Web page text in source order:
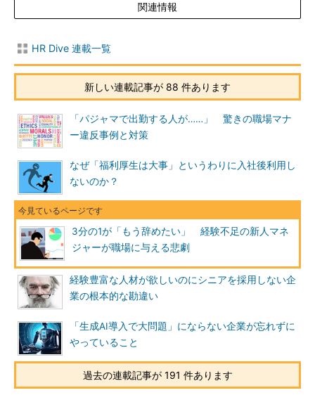
関連情報
HR Dive 連載一覧
新しい連載記事が 88 件あります
「パジャマで出勤する人が……」 驚きの職場マナ
ー違反事例と対策
なぜ「福利厚生は大事」というわりに入社後利用し
ないのか？
3分の1が「もう辞めたい」 経験不足の新人マネ
ジャーが職場に与える悲劇
経験豊富な人材が欲しいのにシニアを採用しない企
業の根本的な勘違い
「生成AI導入で大問題」にならない企業が忘れずに
やっていること
過去の連載記事が 191 件あります